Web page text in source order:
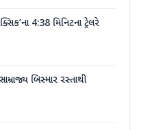
4:38 મિનિટના ટ્રેલરે
બિસ્માર રસ્તાથી